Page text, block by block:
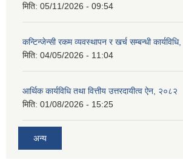
मिति: 05/11/2026 - 09:54
कन्टिन्जेन्सी रकम व्यवस्थापन र खर्च सम्बन्धी
मिति: 04/05/2026 - 11:04
आर्थिक कार्यविधि तथा वित्तीय उत्तरदायीत्व ऐन, २०८२
मिति: 01/08/2026 - 15:25
अन्य